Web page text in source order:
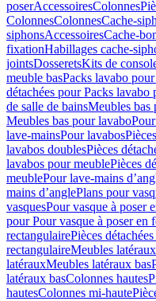
poserAccessoiresColonnes
ColonnesColonnesCache-
siphonsAccessoiresCache-
fixationHabillages cache-
jointsDosseretsKits de
meuble basPacks lavabo
détachées pour Packs
de salle de bainsMeubles bas
Meubles bas pour lavabo
lave-mainsPour lavabos
lavabos doublesPièces
lavabos pour meublePièces
meublePour lave-mains
mains d’anglePlans pour
vasquesPour vasque à poser
pour Pour vasque à poser en
rectangulairePièces
rectangulaireMeubles latéraux
latérauxMeubles latéraux bas
latéraux basColonnes hautes
hautesColonnes mi-haute